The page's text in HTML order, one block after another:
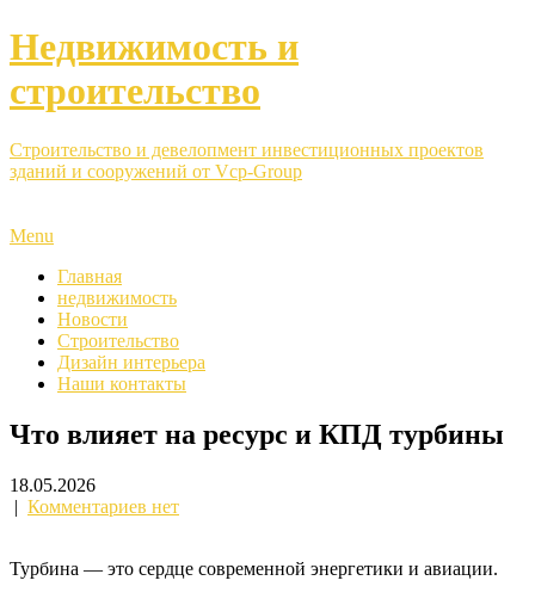
Недвижимость и
строительство
Строительство и девелопмент инвестиционных проектов
зданий и сооружений от Vcp-Group
Menu
Главная
недвижимость
Новости
Строительство
Дизайн интерьера
Наши контакты
Что влияет на ресурс и КПД турбины
18.05.2026
| Комментариев нет
Турбина — это сердце современной энергетики и авиации.